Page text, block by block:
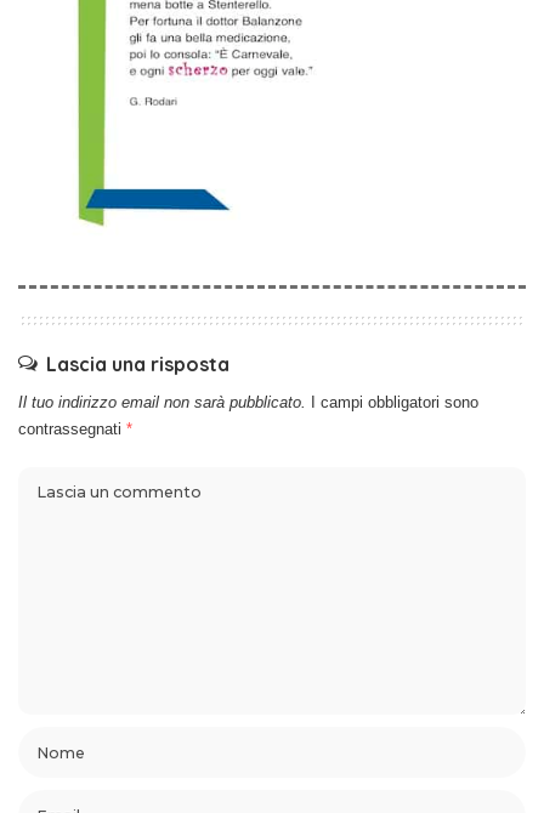
Lascia una risposta
Il tuo indirizzo email non sarà pubblicato.
I campi obbligatori sono
contrassegnati *